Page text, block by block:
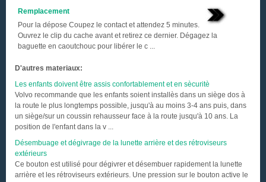
Remplacement
Pour la dépose Coupez le contact et attendez 5 minutes.
Ouvrez le clip du cache avant et retirez ce dernier. Dégagez la
baguette en caoutchouc pour libérer le c ...
D'autres materiaux:
Les enfants doivent être assis confortablement et en sècuritè
Volvo recommande que les enfants soient installès dans un siège dos à
la route le plus longtemps possible, jusqu'à au moins 3-4 ans puis, dans
un siège/sur un coussin rehausseur face à la route jusqu'à 10 ans. La
position de l'enfant dans la v ...
Désembuage et dégivrage de la lunette arrière et des rétroviseurs
extérieurs
Ce bouton est utilisé pour dégivrer et désembuer rapidement la lunette
arrière et les rétroviseurs extérieurs. Une pression sur le bouton active le